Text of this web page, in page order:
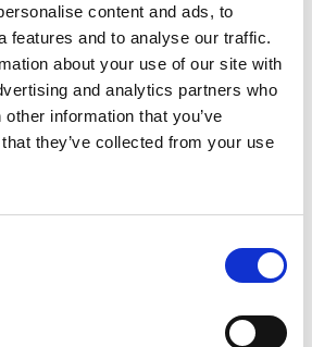
content and ads, to
features and to analyse our traffic.
about your use of our site with
and analytics partners who
information that you’ve
they’ve collected from your use
è aumentata fortemente la
abitazioni